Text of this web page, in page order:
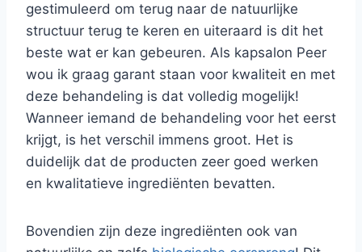
gestimuleerd om terug naar de natuurlijke
structuur terug te keren en uiteraard is dit het
beste wat er kan gebeuren. Als kapsalon Peer
wou ik graag garant staan voor kwaliteit en met
deze behandeling is dat volledig mogelijk!
Wanneer iemand de behandeling voor het eerst
krijgt, is het verschil immens groot. Het is
duidelijk dat de producten zeer goed werken
en kwalitatieve ingrediënten bevatten.
Bovendien zijn deze ingrediënten ook van